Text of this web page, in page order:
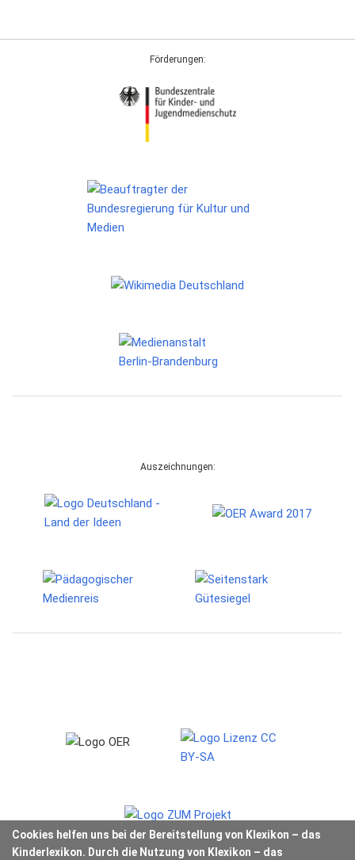
Cookies helfen uns bei der Bereitstellung von Klexikon – das
Kinderlexikon. Durch die Nutzung von Klexikon – das
Förderungen:
Auszeichnungen: